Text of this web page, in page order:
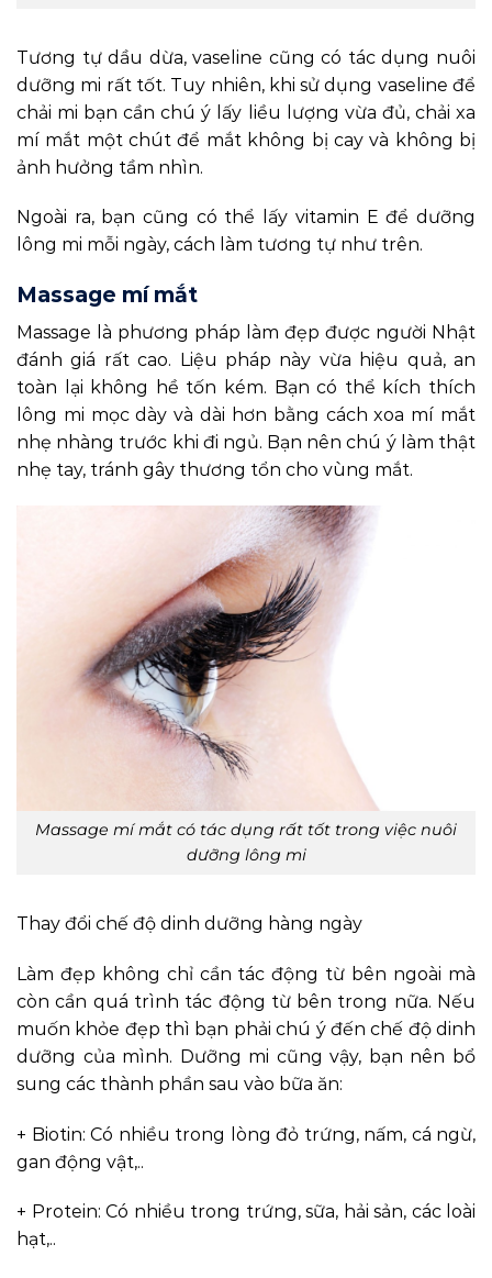
Tương tự dầu dừa, vaseline cũng có tác dụng nuôi
dưỡng mi rất tốt. Tuy nhiên, khi sử dụng vaseline để
chải mi bạn cần chú ý lấy liều lượng vừa đủ, chải xa
mí mắt một chút để mắt không bị cay và không bị
ảnh hưởng tầm nhìn.
Ngoài ra, bạn cũng có thể lấy vitamin E để dưỡng
lông mi mỗi ngày, cách làm tương tự như trên.
Massage mí mắt
Massage là phương pháp làm đẹp được người Nhật
đánh giá rất cao. Liệu pháp này vừa hiệu quả, an
toàn lại không hề tốn kém. Bạn có thể kích thích
lông mi mọc dày và dài hơn bằng cách xoa mí mắt
nhẹ nhàng trước khi đi ngủ. Bạn nên chú ý làm thật
nhẹ tay, tránh gây thương tổn cho vùng mắt.
Massage mí mắt có tác dụng rất tốt trong việc nuôi
dưỡng lông mi
Thay đổi chế độ dinh dưỡng hàng ngày
Làm đẹp không chỉ cần tác động từ bên ngoài mà
còn cần quá trình tác động từ bên trong nữa. Nếu
muốn khỏe đẹp thì bạn phải chú ý đến chế độ dinh
dưỡng của mình. Dưỡng mi cũng vậy, bạn nên bổ
sung các thành phần sau vào bữa ăn:
+ Biotin: Có nhiều trong lòng đỏ trứng, nấm, cá ngừ,
gan động vật,..
+ Protein: Có nhiều trong trứng, sữa, hải sản, các loài
hạt,..